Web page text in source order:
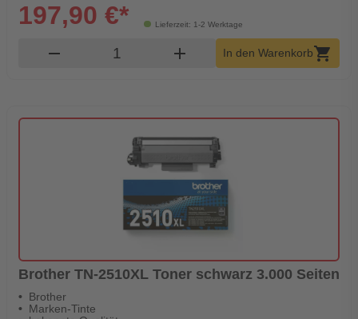
Lieferzeit: 1-2 Werktage
197,90 €*
remove Produkt Warenkorb Menge
add In den Warenkorbshopping_cart
Brother TN-2510XL Toner schwarz 3.000 Seiten
Brother
Marken-Tinte